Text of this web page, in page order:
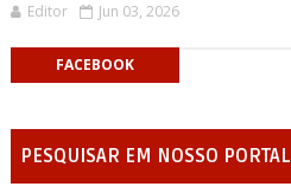
Editor Jun 03, 2026
FACEBOOK
PESQUISAR EM NOSSO PORTAL